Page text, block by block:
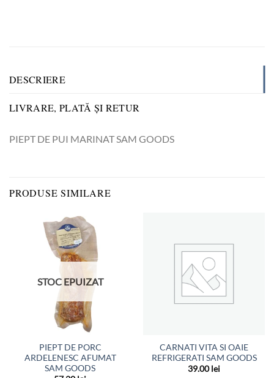
DESCRIERE
LIVRARE, PLATĂ ȘI RETUR
PIEPT DE PUI MARINAT SAM GOODS
PRODUSE SIMILARE
STOC EPUIZAT
PIEPT DE PORC
ARDELENESC AFUMAT
SAM GOODS
CARNATI VITA SI OAIE
REFRIGERATI SAM GOODS
39.00lei